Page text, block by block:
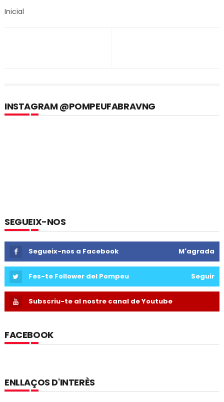
Inicial
INSTAGRAM @POMPEUFABRAVNG
SEGUEIX-NOS
Segueix-nos a Facebook M'agrada
Fes-te Follower del Pompeu Seguir
Subscriu-te al nostre canal de Youtube
FACEBOOK
ENLLAÇOS D'INTERÈS